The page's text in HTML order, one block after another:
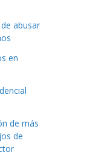
abusar
en
de más
de